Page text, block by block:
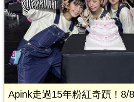
Apink走過15年粉紅奇蹟！8/